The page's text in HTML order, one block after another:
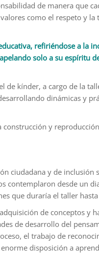
de manera que
como el respeto y
refiriéndose a la
solo a su espíritu
kínder, a cargo de la
dinámicas y
y
ciudadana y de inclusión
contemplaron desde un
que duraría el taller
de conceptos y
de desarrollo del
el trabajo de
disposición a